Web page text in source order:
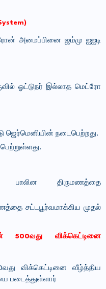
அமைப்பினை ஜம்மு ஐஐடி
ஓட்டுநர் இல்லாத மெட்ரோ
ஜெர்மெனியின் நடைபெற்றது.
திருமணத்தை
சட்டபூர்வமாக்கிய முதல்
500வது விக்கெட்டினை
விக்கெட்டினை வீழ்த்திய
படைத்துள்ளார்